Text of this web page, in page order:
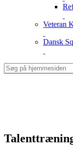
Veteran
Dansk